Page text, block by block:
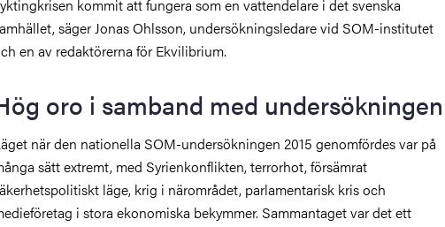
kommit att fungera som en vattendelare i det svenska
säger Jonas Ohlsson, undersökningsledare vid SOM-institutet
en av redaktörerna för Ekvilibrium.
oro i samband med undersökningen
när den nationella SOM-undersökningen 2015 genomfördes var på
sätt extremt, med Syrienkonflikten, terrorhot, försämrat
läge, krig i närområdet, parlamentarisk kris och
i stora ekonomiska bekymmer. Sammantaget var det ett